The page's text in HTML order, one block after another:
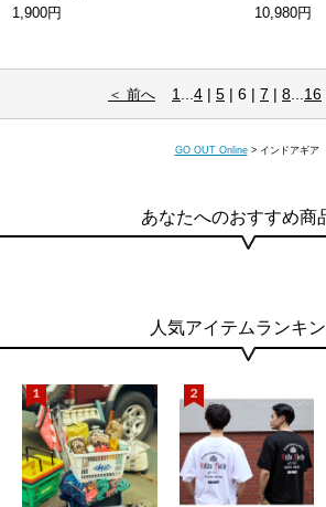
1,900円 10,980円
＜ 前へ 1 4 | 5 | 6 | 7 | 8 16
GO OUT Online > インドアギア
あなたへのおすすめ商
人気アイテムランキ